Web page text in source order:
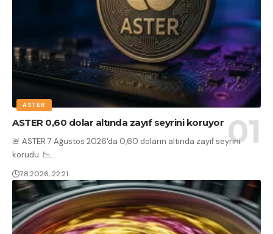
ASTER
ASTER 0,60 dolar altında zayıf seyrini koruyor
🚨 ASTER 7 Ağustos 2026'da 0,60 doların altında zayıf seyrini
korudu. 📉…
7.8.2026, 22:21